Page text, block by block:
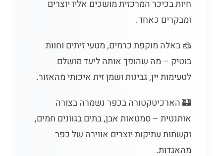
חיות בכיכר המרכזית מושכים אליו יוצרים
ומבקרים כאחד.
🧀 באלה מוקפת כרמים, מטעי זיתים וחוות
בוטיק – מה שהופך אותה ליעד מושלם
לטעימות יין, גבינות ושמן זית איכותי מהאזור.
🏰 הארכיטקטורה בכפר נשמרה בצורה
אותנטית – סמטאות אבן, בתים בגוונים חמים,
וקשתות עתיקות יוצרים אווירה של כפר
מהאגדות.